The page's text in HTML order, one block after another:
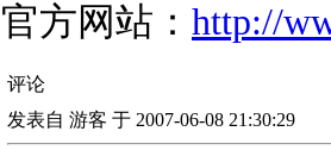
官方网站： http://
评论
发表自 游客 于 2007-06-08 21:30:29